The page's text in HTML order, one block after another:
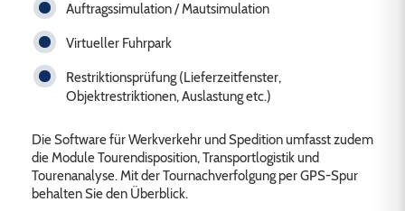
Auftragssimulation / Mautsimulation
Virtueller Fuhrpark
Restriktionsprüfung (Lieferzeitfenster,
Objektrestriktionen, Auslastung etc.)
Die Software für Werkverkehr und Spedition umfasst zudem
die Module Tourendisposition, Transportlogistik und
Tourenanalyse. Mit der Tournachverfolgung per GPS-Spur
behalten Sie den Überblick.